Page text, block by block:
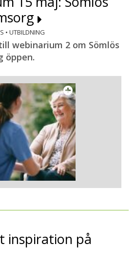
• UTBILDNING
webinarium 2 om Sömlös
öppen.
inspiration på